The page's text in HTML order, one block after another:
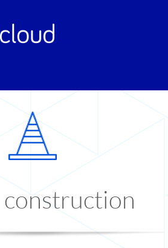
construction